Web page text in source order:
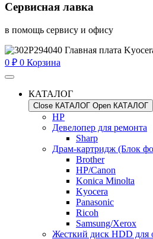
Сервисная лавка
в помощь сервису и офису
0 ₽ 0 Корзина
КАТАЛОГ
Close КАТАЛОГ Open КАТАЛОГ
HP
Девелопер для ремонта
Sharp
Драм-картридж (Блок
Brother
HP/Canon
Konica Minolta
Kyocera
Panasonic
Ricoh
Samsung/Xerox
Жесткий диск HDD для